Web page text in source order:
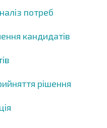
потреб
кандидатів
рішення